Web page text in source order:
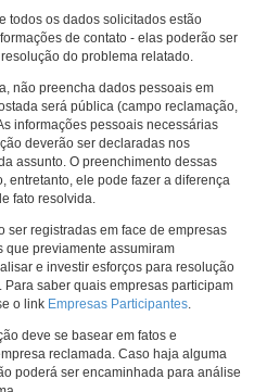
todos os dados solicitados estão
de contato - elas poderão ser
do problema relatado.
não preencha dados pessoais em
será pública (campo reclamação,
informações pessoais necessárias
deverão ser declaradas nos
assunto. O preenchimento dessas
entretanto, ele pode fazer a diferença
fato resolvida.
ser registradas em face de empresas
que previamente assumiram
e investir esforços para resolução
saber quais empresas participam
o link Empresas Participantes.
deve se basear em fatos e
reclamada. Caso haja alguma
poderá ser encaminhada para análise